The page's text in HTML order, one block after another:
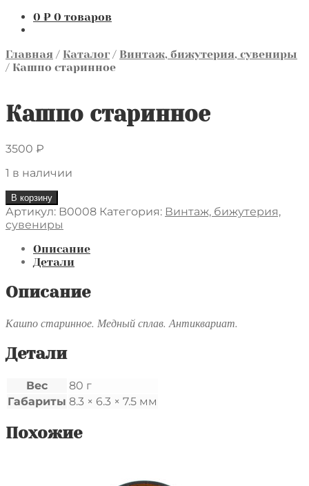
0 ₽ 0 товаров
Главная / Каталог / Винтаж, бижутерия, сувениры
/ Кашпо старинное
Кашпо старинное
3500 ₽
1 в наличии
Количество
товара
Кашпо
В корзину
Артикул: B0008 Категория: Винтаж, бижутерия,
сувениры
Описание
Детали
Описание
Кашпо старинное. Медный сплав. Антиквариат.
Детали
Вес
80 г
Габариты 8.3 × 6.3 × 7.5 мм
Похожие